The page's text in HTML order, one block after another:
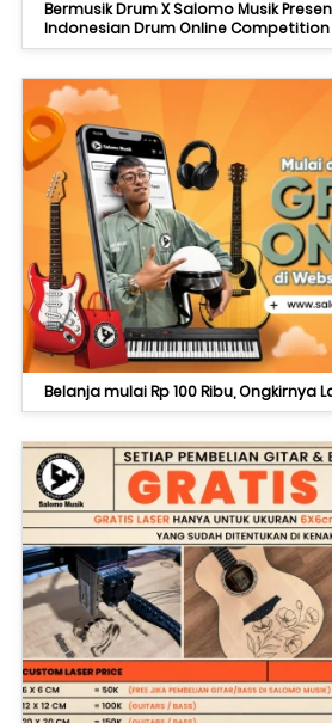
Bermusik Drum X Salomo Musik
Indonesian Drum Online Competition
Belanja mulai Rp 100 Ribu, Ongkirnya